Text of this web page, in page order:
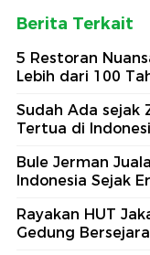
Berita Terkait
5 Restoran
Lebih dari 100
Sudah Ada sejak
Tertua di
Bule Jerman
Indonesia Sejak
Rayakan HUT
Gedung